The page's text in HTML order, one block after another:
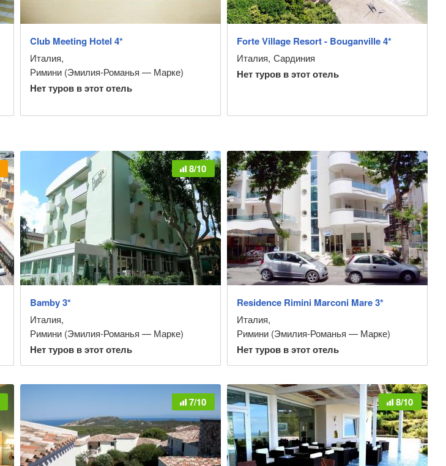
Club Meeting Hotel 4*
Италия,
Римини (Эмилия-Романья — Марке)
Нет туров в этот отель
Forte Village Resort - Bouganville 4*
Италия, Сардиния
Нет туров в этот отель
8/10
Bamby 3*
Италия,
Римини (Эмилия-Романья — Марке)
Нет туров в этот отель
Residence Rimini Marconi Mare 3*
Италия,
Римини (Эмилия-Романья — Марке)
Нет туров в этот отель
7/10 8/10